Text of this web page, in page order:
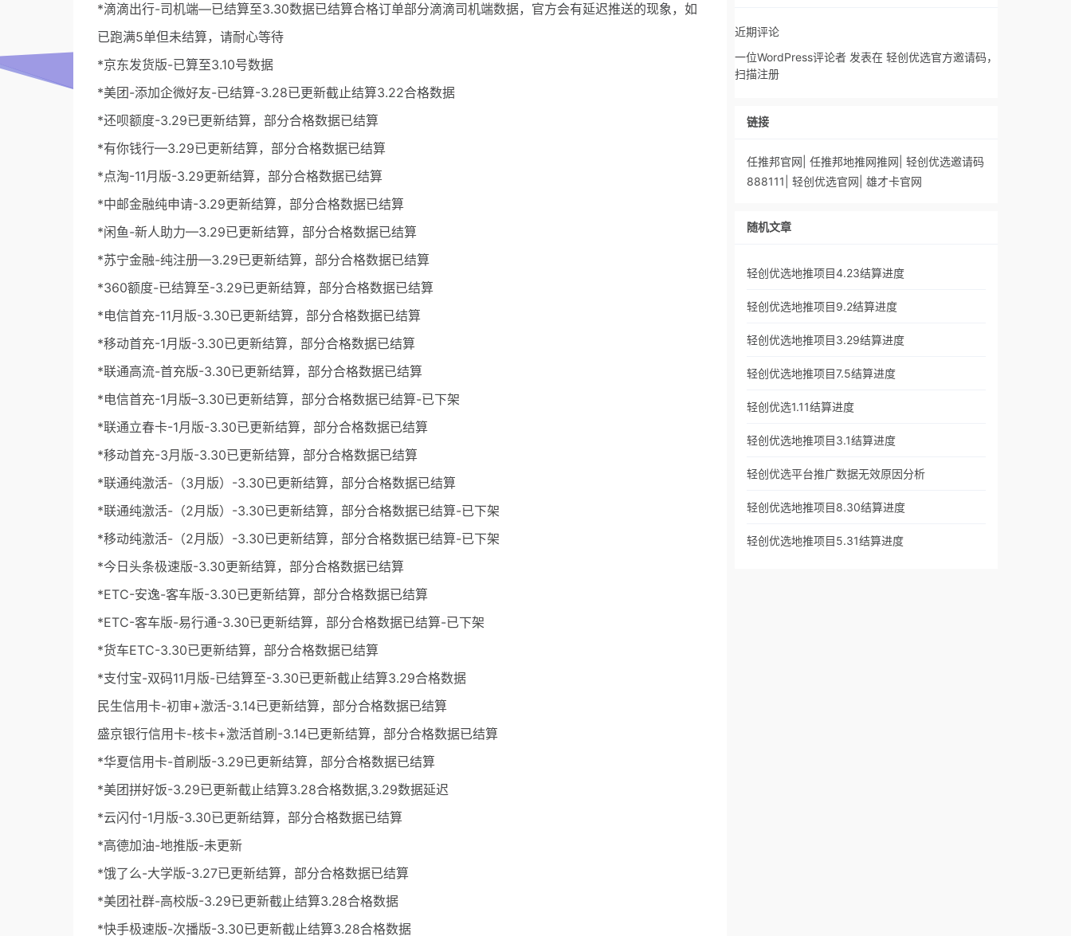
*滴滴出行-司机端—已结算至3.30数据已结算合格订单部分滴滴司机端数据，官方会有延迟推送的现象，如
已跑满5单但未结算，请耐心等待
*京东发货版-已算至3.10号数据
*美团-添加企微好友-已结算-3.28已更新截止结算3.22合格数据
*还呗额度-3.29已更新结算，部分合格数据已结算
*有你钱行—3.29已更新结算，部分合格数据已结算
*点淘-11月版-3.29更新结算，部分合格数据已结算
*中邮金融纯申请-3.29更新结算，部分合格数据已结算
*闲鱼-新人助力—3.29已更新结算，部分合格数据已结算
*苏宁金融-纯注册—3.29已更新结算，部分合格数据已结算
*360额度-已结算至-3.29已更新结算，部分合格数据已结算
*电信首充-11月版-3.30已更新结算，部分合格数据已结算
*移动首充-1月版-3.30已更新结算，部分合格数据已结算
*联通高流-首充版-3.30已更新结算，部分合格数据已结算
*电信首充-1月版–3.30已更新结算，部分合格数据已结算-已下架
*联通立春卡-1月版-3.30已更新结算，部分合格数据已结算
*移动首充-3月版-3.30已更新结算，部分合格数据已结算
*联通纯激活-（3月版）-3.30已更新结算，部分合格数据已结算
*联通纯激活-（2月版）-3.30已更新结算，部分合格数据已结算-已下架
*移动纯激活-（2月版）-3.30已更新结算，部分合格数据已结算-已下架
*今日头条极速版-3.30更新结算，部分合格数据已结算
*ETC-安逸-客车版-3.30已更新结算，部分合格数据已结算
*ETC-客车版-易行通-3.30已更新结算，部分合格数据已结算-已下架
*货车ETC-3.30已更新结算，部分合格数据已结算
*支付宝-双码11月版-已结算至-3.30已更新截止结算3.29合格数据
民生信用卡-初审+激活-3.14已更新结算，部分合格数据已结算
盛京银行信用卡-核卡+激活首刷-3.14已更新结算，部分合格数据已结算
*华夏信用卡-首刷版-3.29已更新结算，部分合格数据已结算
*美团拼好饭-3.29已更新截止结算3.28合格数据,3.29数据延迟
*云闪付-1月版-3.30已更新结算，部分合格数据已结算
*高德加油-地推版-未更新
*饿了么-大学版-3.27已更新结算，部分合格数据已结算
*美团社群-高校版-3.29已更新截止结算3.28合格数据
*快手极速版-次播版-3.30已更新截止结算3.28合格数据
近期评论
一位WordPress评论者 发表在 轻创优选官方邀请码，
扫描注册
链接
任推邦官网 任推邦地推网推网 轻创优选邀请码
888111
轻创优选官网 雄才卡官网
随机文章
轻创优选地推项目4.23结算进度
轻创优选地推项目9.2结算进度
轻创优选地推项目3.29结算进度
轻创优选地推项目7.5结算进度
轻创优选1.11结算进度
轻创优选地推项目3.1结算进度
轻创优选平台推广数据无效原因分析
轻创优选地推项目8.30结算进度
轻创优选地推项目5.31结算进度